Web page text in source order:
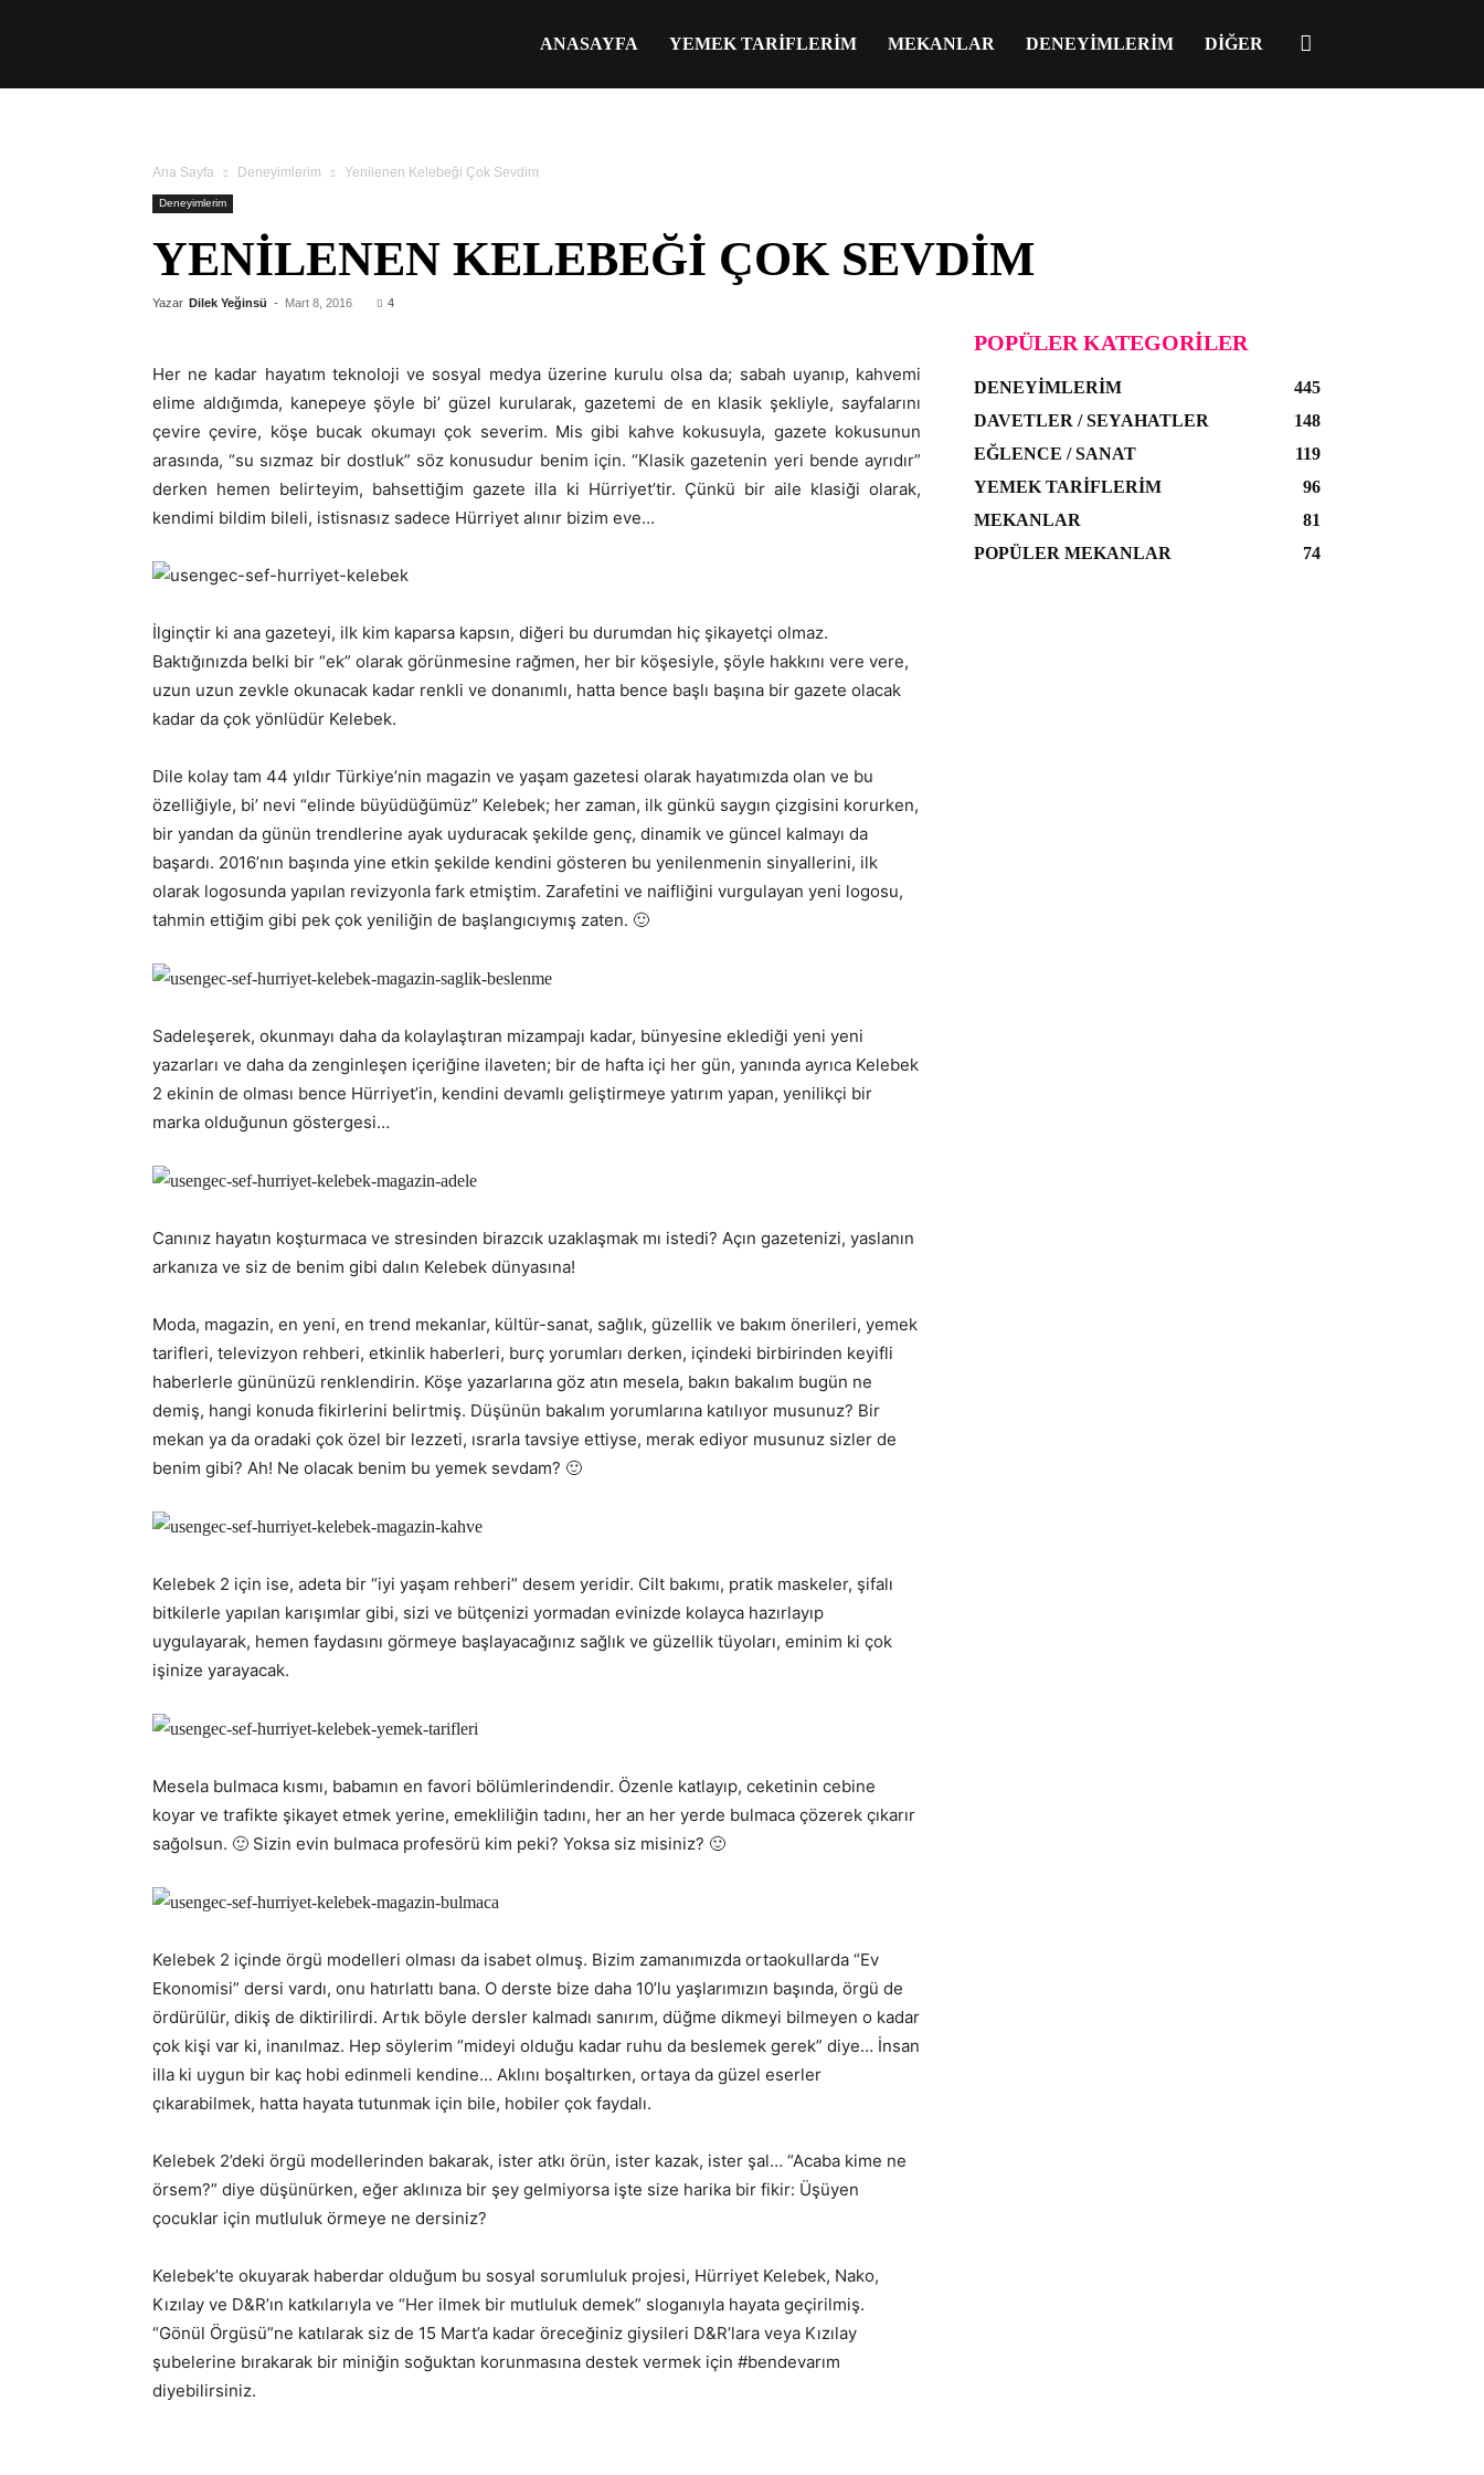
ANASAYFA YEMEK TARIFLERIM MEKANLAR DENEYIMLERIM DIĞER
Ana Sayfa Deneyimlerim Yenilenen Kelebeği Çok Sevdim
Deneyimlerim
YENILENEN KELEBEĞI ÇOK SEVDIM
Yazar Dilek Yeğinsü - Mart 8, 2016 4
Her ne kadar hayatım teknoloji ve sosyal medya üzerine kurulu olsa da; sabah uyanıp, kahvemi
elime aldığımda, kanepeye şöyle bi’ güzel kurularak, gazetemi de en klasik şekliyle, sayfalarını
çevire çevire, köşe bucak okumayı çok severim. Mis gibi kahve kokusuyla, gazete kokusunun
arasında, “su sızmaz bir dostluk” söz konusudur benim için. “Klasik gazetenin yeri bende ayrıdır”
derken hemen belirteyim, bahsettiğim gazete illa ki Hürriyet’tir. Çünkü bir aile klasiği olarak,
kendimi bildim bileli, istisnasız sadece Hürriyet alınır bizim eve…
İlginçtir ki ana gazeteyi, ilk kim kaparsa kapsın, diğeri bu durumdan hiç şikayetçi olmaz.
Baktığınızda belki bir “ek” olarak görünmesine rağmen, her bir köşesiyle, şöyle hakkını vere vere,
uzun uzun zevkle okunacak kadar renkli ve donanımlı, hatta bence başlı başına bir gazete olacak
kadar da çok yönlüdür Kelebek.
Dile kolay tam 44 yıldır Türkiye’nin magazin ve yaşam gazetesi olarak hayatımızda olan ve bu
özelliğiyle, bi’ nevi “elinde büyüdüğümüz” Kelebek; her zaman, ilk günkü saygın çizgisini korurken,
bir yandan da günün trendlerine ayak uyduracak şekilde genç, dinamik ve güncel kalmayı da
başardı. 2016’nın başında yine etkin şekilde kendini gösteren bu yenilenmenin sinyallerini, ilk
olarak logosunda yapılan revizyonla fark etmiştim. Zarafetini ve naifliğini vurgulayan yeni logosu,
tahmin ettiğim gibi pek çok yeniliğin de başlangıcıymış zaten. 🙂
Sadeleşerek, okunmayı daha da kolaylaştıran mizampajı kadar, bünyesine eklediği yeni yeni
yazarları ve daha da zenginleşen içeriğine ilaveten; bir de hafta içi her gün, yanında ayrıca Kelebek
2 ekinin de olması bence Hürriyet’in, kendini devamlı geliştirmeye yatırım yapan, yenilikçi bir
marka olduğunun göstergesi…
Canınız hayatın koşturmaca ve stresinden birazcık uzaklaşmak mı istedi? Açın gazetenizi, yaslanın
arkanıza ve siz de benim gibi dalın Kelebek dünyasına!
Moda, magazin, en yeni, en trend mekanlar, kültür-sanat, sağlık, güzellik ve bakım önerileri, yemek
tarifleri, televizyon rehberi, etkinlik haberleri, burç yorumları derken, içindeki birbirinden keyifli
haberlerle gününüzü renklendirin. Köşe yazarlarına göz atın mesela, bakın bakalım bugün ne
demiş, hangi konuda fikirlerini belirtmiş. Düşünün bakalım yorumlarına katılıyor musunuz? Bir
mekan ya da oradaki çok özel bir lezzeti, ısrarla tavsiye ettiyse, merak ediyor musunuz sizler de
benim gibi? Ah! Ne olacak benim bu yemek sevdam? 🙂
Kelebek 2 için ise, adeta bir “iyi yaşam rehberi” desem yeridir. Cilt bakımı, pratik maskeler, şifalı
bitkilerle yapılan karışımlar gibi, sizi ve bütçenizi yormadan evinizde kolayca hazırlayıp
uygulayarak, hemen faydasını görmeye başlayacağınız sağlık ve güzellik tüyoları, eminim ki çok
işinize yarayacak.
Mesela bulmaca kısmı, babamın en favori bölümlerindendir. Özenle katlayıp, ceketinin cebine
koyar ve trafikte şikayet etmek yerine, emekliliğin tadını, her an her yerde bulmaca çözerek çıkarır
sağolsun. 🙂 Sizin evin bulmaca profesörü kim peki? Yoksa siz misiniz? 🙂
Kelebek 2 içinde örgü modelleri olması da isabet olmuş. Bizim zamanımızda ortaokullarda “Ev
Ekonomisi” dersi vardı, onu hatırlattı bana. O derste bize daha 10’lu yaşlarımızın başında, örgü de
ördürülür, dikiş de diktirilirdi. Artık böyle dersler kalmadı sanırım, düğme dikmeyi bilmeyen o kadar
çok kişi var ki, inanılmaz. Hep söylerim “mideyi olduğu kadar ruhu da beslemek gerek” diye… İnsan
illa ki uygun bir kaç hobi edinmeli kendine… Aklını boşaltırken, ortaya da güzel eserler
çıkarabilmek, hatta hayata tutunmak için bile, hobiler çok faydalı.
Kelebek 2’deki örgü modellerinden bakarak, ister atkı örün, ister kazak, ister şal… “Acaba kime ne
örsem?” diye düşünürken, eğer aklınıza bir şey gelmiyorsa işte size harika bir fikir: Üşüyen
çocuklar için mutluluk örmeye ne dersiniz?
Kelebek’te okuyarak haberdar olduğum bu sosyal sorumluluk projesi, Hürriyet Kelebek, Nako,
Kızılay ve D&R’ın katkılarıyla ve “Her ilmek bir mutluluk demek” sloganıyla hayata geçirilmiş.
“Gönül Örgüsü”ne katılarak siz de 15 Mart’a kadar öreceğiniz giysileri D&R’lara veya Kızılay
şubelerine bırakarak bir miniğin soğuktan korunmasına destek vermek için #bendevarım
diyebilirsiniz.
POPÜLER KATEGORILER
DENEYIMLERIM
445
DAVETLER / SEYAHATLER
148
EĞLENCE / SANAT
119
YEMEK TARIFLERIM
96
MEKANLAR
81
POPÜLER MEKANLAR
74